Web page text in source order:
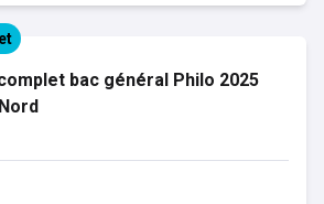
bac général Philo 2025